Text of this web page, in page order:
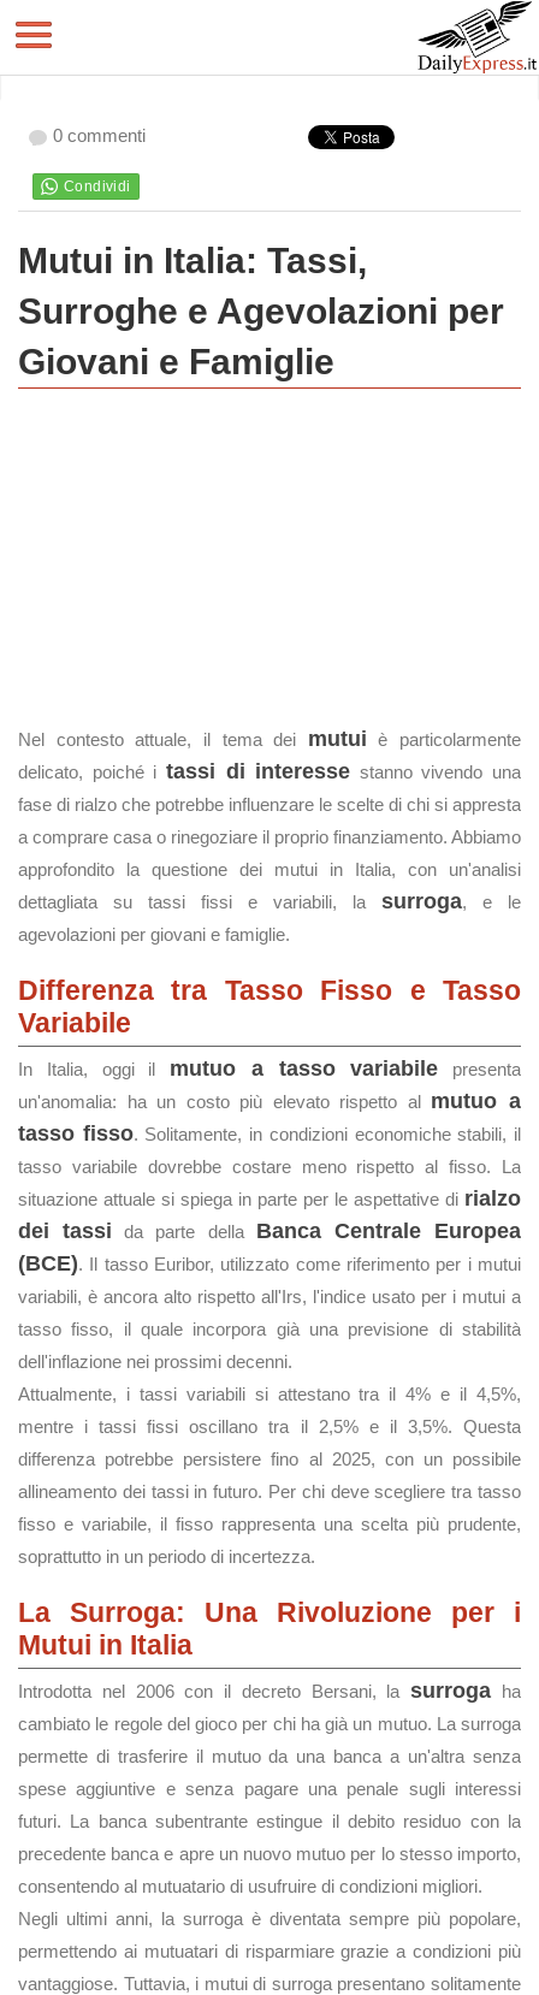
0 commenti
Mutui in Italia: Tassi,
Surroghe e Agevolazioni per
Giovani e Famiglie
Nel contesto attuale, il tema dei mutui è particolarmente
delicato, poiché i tassi di interesse stanno vivendo una
fase di rialzo che potrebbe influenzare le scelte di chi si appresta
a comprare casa o rinegoziare il proprio finanziamento. Abbiamo
approfondito la questione dei mutui in Italia, con un'analisi
dettagliata su tassi fissi e variabili, la surroga, e le
agevolazioni per giovani e famiglie.
Differenza tra Tasso Fisso e Tasso
Variabile
In Italia, oggi il mutuo a tasso variabile presenta
un'anomalia: ha un costo più elevato rispetto al mutuo a
tasso fisso. Solitamente, in condizioni economiche stabili, il
tasso variabile dovrebbe costare meno rispetto al fisso. La
situazione attuale si spiega in parte per le aspettative di rialzo
dei tassi da parte della Banca Centrale Europea
(BCE). Il tasso Euribor, utilizzato come riferimento per i mutui
variabili, è ancora alto rispetto all'Irs, l'indice usato per i mutui a
tasso fisso, il quale incorpora già una previsione di stabilità
dell'inflazione nei prossimi decenni.
Attualmente, i tassi variabili si attestano tra il 4% e il 4,5%,
mentre i tassi fissi oscillano tra il 2,5% e il 3,5%. Questa
differenza potrebbe persistere fino al 2025, con un possibile
allineamento dei tassi in futuro. Per chi deve scegliere tra tasso
fisso e variabile, il fisso rappresenta una scelta più prudente,
soprattutto in un periodo di incertezza.
La Surroga: Una Rivoluzione per i
Mutui in Italia
Introdotta nel 2006 con il decreto Bersani, lasurroga ha
cambiato le regole del gioco per chi ha già un mutuo. La surroga
permette di trasferire il mutuo da una banca a un'altra senza
spese aggiuntive e senza pagare una penale sugli interessi
futuri. La banca subentrante estingue il debito residuo con la
precedente banca e apre un nuovo mutuo per lo stesso importo,
consentendo al mutuatario di usufruire di condizioni migliori.
Negli ultimi anni, la surroga è diventata sempre più popolare,
permettendo ai mutuatari di risparmiare grazie a condizioni più
vantaggiose. Tuttavia, i mutui di surroga presentano solitamente